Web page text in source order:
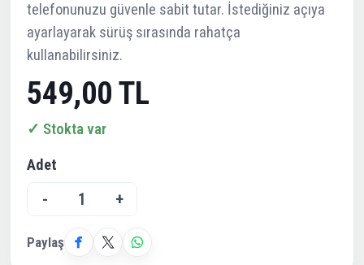
telefonunuzu güvenle sabit tutar. İstediğiniz açıya
ayarlayarak sürüş sırasında rahatça
kullanabilirsiniz.
549,00 TL
✓ Stokta var
Adet
- 1 +
Paylaş